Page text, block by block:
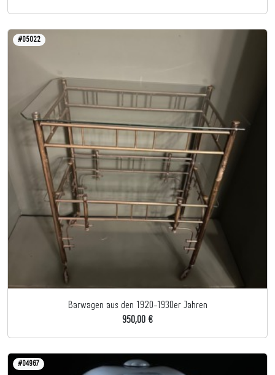
#05022
Barwagen aus den 1920-1930er Jahren
950,00 €
#04967